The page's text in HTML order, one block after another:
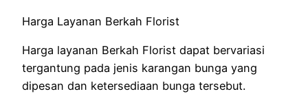
Harga Layanan Berkah Florist
Harga layanan Berkah Florist dapat bervariasi
tergantung pada jenis karangan bunga yang
dipesan dan ketersediaan bunga tersebut.